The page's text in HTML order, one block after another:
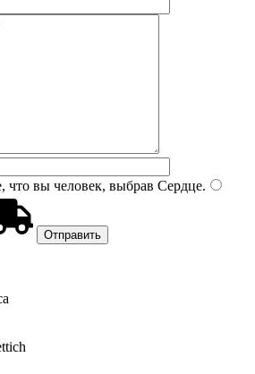
что вы человек, выбрав Сердце.